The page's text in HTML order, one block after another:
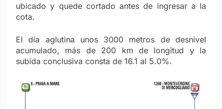
ubicado y quede cortado antes de ingresar a la
cota.
El día aglutina unos 3000 metros de desnivel
acumulado, más de 200 km de longitud y la
subida conclusiva consta de 16.1 al 5.0%.